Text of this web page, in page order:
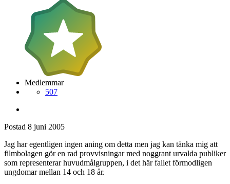
Medlemmar
507
Postad 8 juni 2005
Jag har egentligen ingen aning om detta men jag kan tänka mig att
filmbolagen gör en rad provvisningar med noggrant urvalda publiker
som representerar huvudmålgruppen, i det här fallet förmodligen
ungdomar mellan 14 och 18 år.